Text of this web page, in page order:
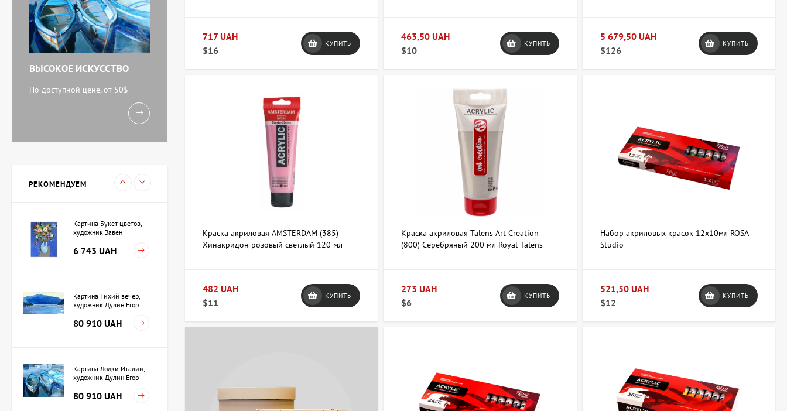
717 UAH
$16
КУПИТЬ
463,50 UAH
$10
КУПИТЬ
5 679,50 UAH
$126
КУПИТЬ
Краска акриловая AMSTERDAM (385)
Хинакридон розовый светлый 120 мл
482 UAH
$11
КУПИТЬ
Краска акриловая Talens Art Creation
(800) Серебряный 200 мл Royal Talens
273 UAH
$6
КУПИТЬ
Набор акриловых красок 12х10мл ROSA
Studio
521,50 UAH
$12
КУПИТЬ
ВЫСОКОЕ ИСКУССТВО
По доступной цене, от 50$
РЕКОМЕНДУЕМ
Картина Абстракция
триптих, художник Бурда
Ярослав
71 920 UAH
художник Кокин Михаил
Картина Букет цветов,
художник Завен
6 743 UAH
Картина Тихий вечер,
художник Дулин Егор
80 910 UAH
Картина Лодки Италии,
художник Дулин Егор
80 910 UAH